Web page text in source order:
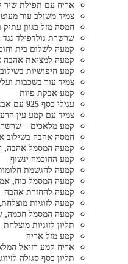
אריח עם תפילת שיר
צמיד משולב עור
חמסה מזל בגוון עתיק
שרשרת גולדפילד נגד
קמעה לשלום בית
קמעה למציאת אהבה
קמע חיפושיות
צמיד עור בשכבות
קמע אבקת פיות
עגילי כסף 925 עם אבני קינייט ופנינים
צמיד עם קמע עין
קמע מלאכים –
חמסה אהבה בשילוב
קמעה המסמל אהבה,
קמע החוכמה ינשוף
קמעה להגשמת
קמעה המסמל כוח,
קמעה להחזרת אהבה
קמעה לזוגיות
קמעה המסמל חכמה,
תליון לזוגיות מוצלחת
קמע מזל אריה
אריח קמע רזיאל
תליון כסף סגולה לזיווג